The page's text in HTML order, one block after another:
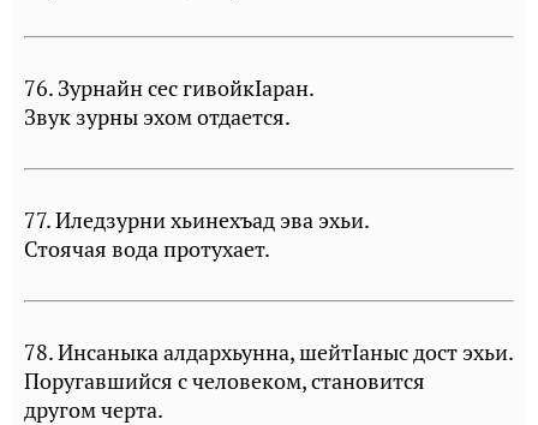
76. Зурнайн сес гивойкIаран.
Звук зурны эхом отдается.
77. Иледзурни хьинехъад эва эхьи.
Стоячая вода протухает.
78. Инсаныка алдархьунна, шейтIаныс дост эхьи.
Поругавшийся с человеком, становится
другом черта.